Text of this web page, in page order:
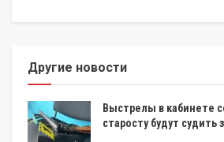
Другие новости
Выстрелы в кабинете
старосту будут судить